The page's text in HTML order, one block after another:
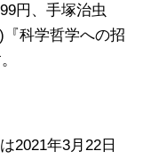
円、手塚治虫
科学哲学への招
2021年3月22日